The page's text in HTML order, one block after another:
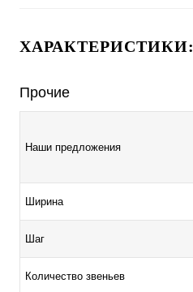
ХАРАКТЕРИСТИКИ:
Прочие
Наши предложения
Ширина
Шаг
Количество звеньев